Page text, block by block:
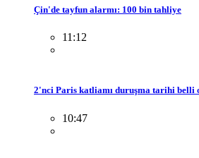
Çin'de tayfun alarmı: 100 bin tahliye
11:12
2'nci Paris katliamı duruşma tarihi belli
10:47